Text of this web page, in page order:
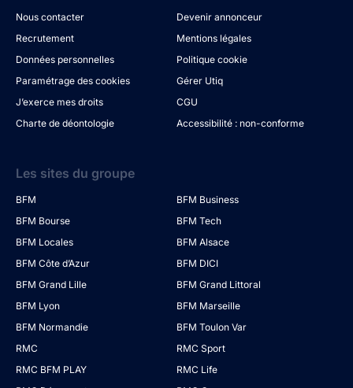
Nous contacter
Devenir annonceur
Recrutement
Mentions légales
Données personnelles
Politique cookie
Paramétrage des cookies
Gérer Utiq
J’exerce mes droits
CGU
Charte de déontologie
Accessibilité : non-conforme
Les sites du groupe
BFM
BFM Business
BFM Bourse
BFM Tech
BFM Locales
BFM Alsace
BFM Côte d’Azur
BFM DICI
BFM Grand Lille
BFM Grand Littoral
BFM Lyon
BFM Marseille
BFM Normandie
BFM Toulon Var
RMC
RMC Sport
RMC BFM PLAY
RMC Life